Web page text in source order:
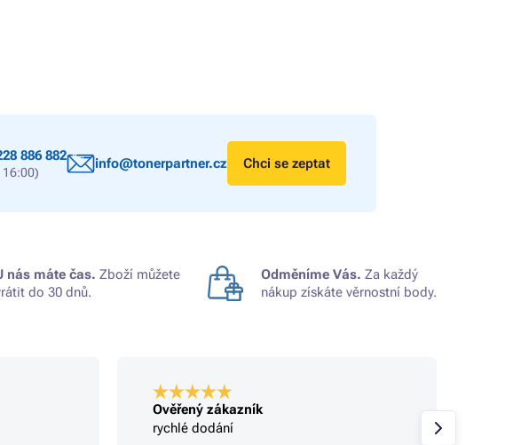
886 882 info@tonerpartner.cz Chci se zeptat
nás máte čas. Zboží můžete
do 30 dnů.
Odměníme Vás. Za každý
nákup získáte věrnostní body.
Ověřený zákazník
rychlé dodání